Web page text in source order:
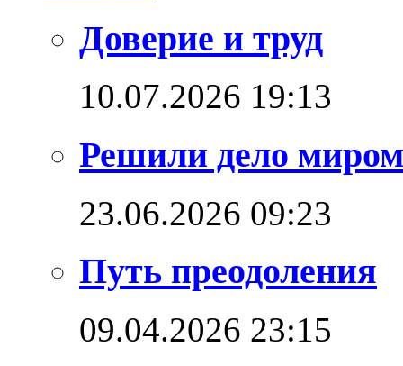
Доверие и труд
10.07.2026 19:13
Решили дело миром
23.06.2026 09:23
Путь преодоления
09.04.2026 23:15